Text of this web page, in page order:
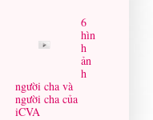
6
hìn
h
ản
h
người cha và
người cha của
iCVA